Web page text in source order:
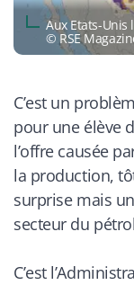
​Aux Etats-
© RSE
C’est un
pour une élève
l’offre causée
la production,
surprise mais
secteur du
C’est